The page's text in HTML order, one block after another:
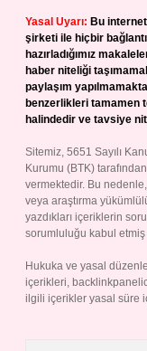
Yasal Uyarı: Bu
şirketi ile hiçbir
hazırladığımız
haber niteliği
paylaşım
benzerlikleri tamamen
halindedir ve tavsiye
Sitemiz, 5651 Sayılı
Kurumu (BTK)
vermektedir. Bu
veya araştırma
yazdıkları içeriklerin
sorumluluğu kabul etmiş
Hukuka ve yasal
içerikleri,
ilgili içerikler yasal süre